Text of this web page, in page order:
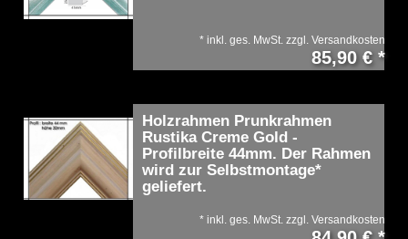
85,90 € *
* inkl. ges. MwSt. zzgl. Versandkosten
Holzrahmen Prunkrahmen
Rustika Creme Gold -
Profilbreite 44mm. Der Rahmen
wird zur Selbstmontage*
geliefert.
* inkl. ges. MwSt. zzgl. Versandkosten